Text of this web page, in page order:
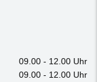
09.00 - 12.00 Uhr
09.00 - 12.00 Uhr